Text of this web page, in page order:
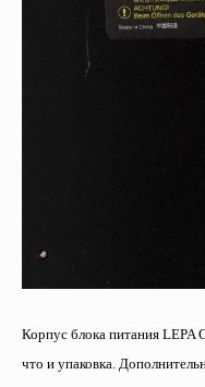
Корпус блока питания LEPA
что и упаковка.